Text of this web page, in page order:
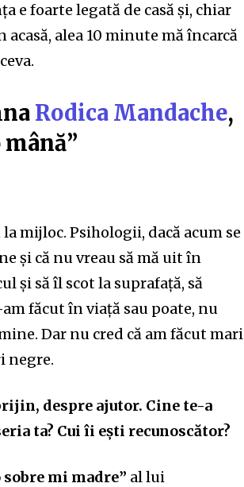
e foarte legată de casă și, chiar
alea 10 minute mă încarcă
Rodica Mandache,
mijloc. Psihologii, dacă acum se
și că nu vreau să mă uit în
și să îl scot la suprafață, să
făcut în viață sau poate, nu
Dar nu cred că am făcut mari
negre.
despre ajutor. Cine te-a
ta? Cui îi ești recunoscător?
sobre mi madre” al lui